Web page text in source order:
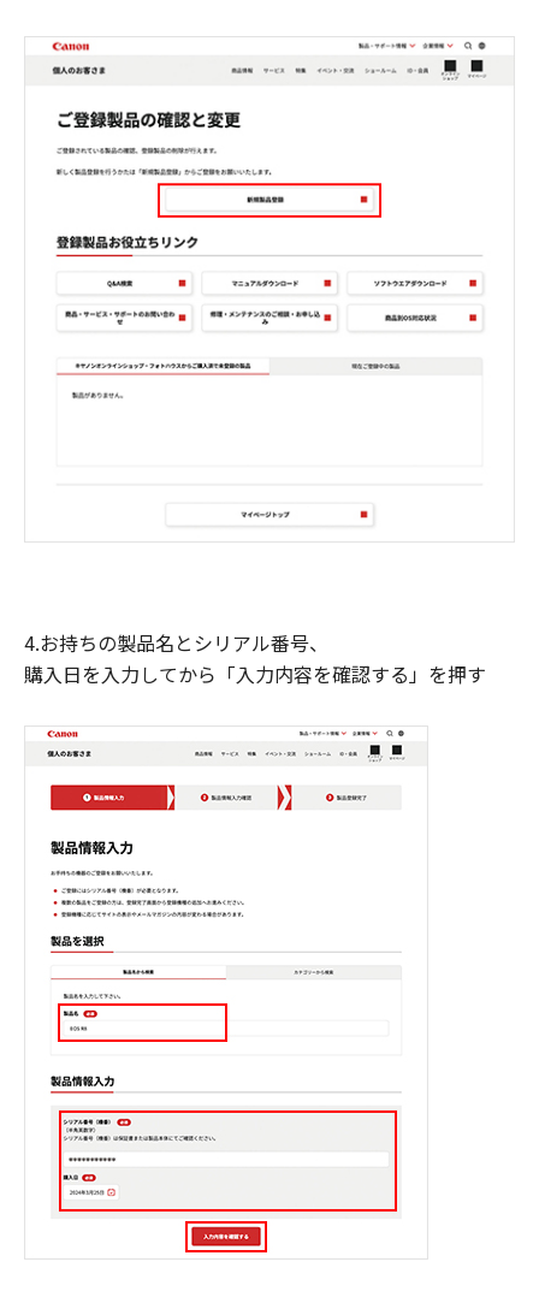
4.お持ちの製品名とシリアル番号、
購入日を入力してから「入力内容を確認する」を押す